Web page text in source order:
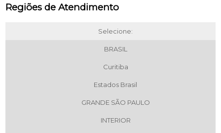
Regiões de Atendimento
Selecione:
BRASIL
Curitiba
Estados Brasil
GRANDE SÃO PAULO
INTERIOR